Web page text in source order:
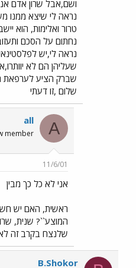
ושם,אבל שרון אדם
נראה לי שיצא ממנו
טרור ואלימות, הוא
נחתום על הסכם
נראה לי,יש
שעליהן הם לא
שברק הציע לערפאת
שלום ,זו דעתי
A
all
member
11/6/01
אני לא כל כך מבין
ראשית, האם יש
המוצע``? שנית,
שלנצח בקרב זה
B.Shokor